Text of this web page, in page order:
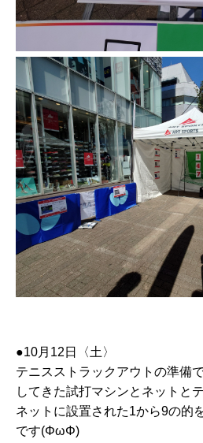
●10月12日〈土〉
テニスストラックアウトの準備
してきた試打マシンとネットと
ネットに設置された1から9の的
です(ΦωΦ)